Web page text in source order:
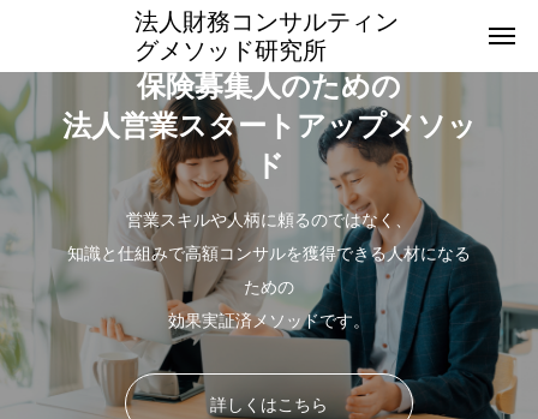
法人財務コンサルティン
グメソッド研究所
保険募集人のための
法人営業スタートアップメソッ
ド
営業スキルや人柄に頼るのではなく、
知識と仕組みで高額コンサルを獲得できる人材になる
ための
効果実証済メソッドです。
詳しくはこちら